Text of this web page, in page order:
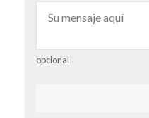
opcional